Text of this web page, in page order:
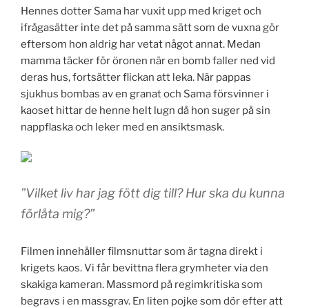
Hennes dotter Sama har vuxit upp med kriget och
ifrågasätter inte det på samma sätt som de vuxna gör
eftersom hon aldrig har vetat något annat. Medan
mamma täcker för öronen när en bomb faller ned vid
deras hus, fortsätter flickan att leka. När pappas
sjukhus bombas av en granat och Sama försvinner i
kaoset hittar de henne helt lugn då hon suger på sin
nappflaska och leker med en ansiktsmask.
”Vilket liv har jag fött dig till? Hur ska du kunna
förlåta mig?”
Filmen innehåller filmsnuttar som är tagna direkt i
krigets kaos. Vi får bevittna flera grymheter via den
skakiga kameran. Massmord på regimkritiska som
begravs i en massgrav. En liten pojke som dör efter att